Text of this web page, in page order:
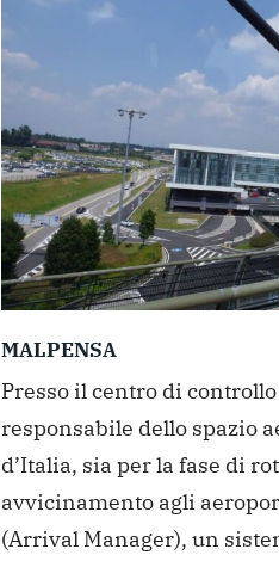
MALPENSA
Presso il centro di
responsabile dello spazio
d’Italia, sia per la fase di
avvicinamento agli
(Arrival Manager), un